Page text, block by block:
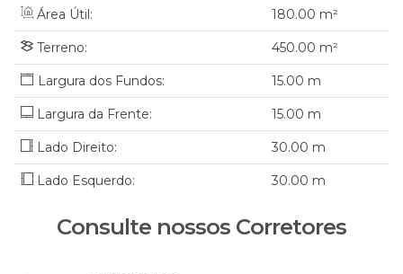
cozinha
Aceita carro como parte pagamento.
Agende sua visita.
JAIR Imobiliária - CRECI-SC 6395J
Whatts - 47-98871-8191
Fone 47-3300-1861
Área Útil: 180.00 m²
Terreno: 450.00 m²
15.00 m
Largura da Frente: 15.00 m
Lado Direito: 30.00 m
Lado Esquerdo: 30.00 m
Consulte nossos Corretores